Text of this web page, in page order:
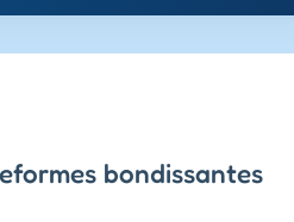
bondissantes